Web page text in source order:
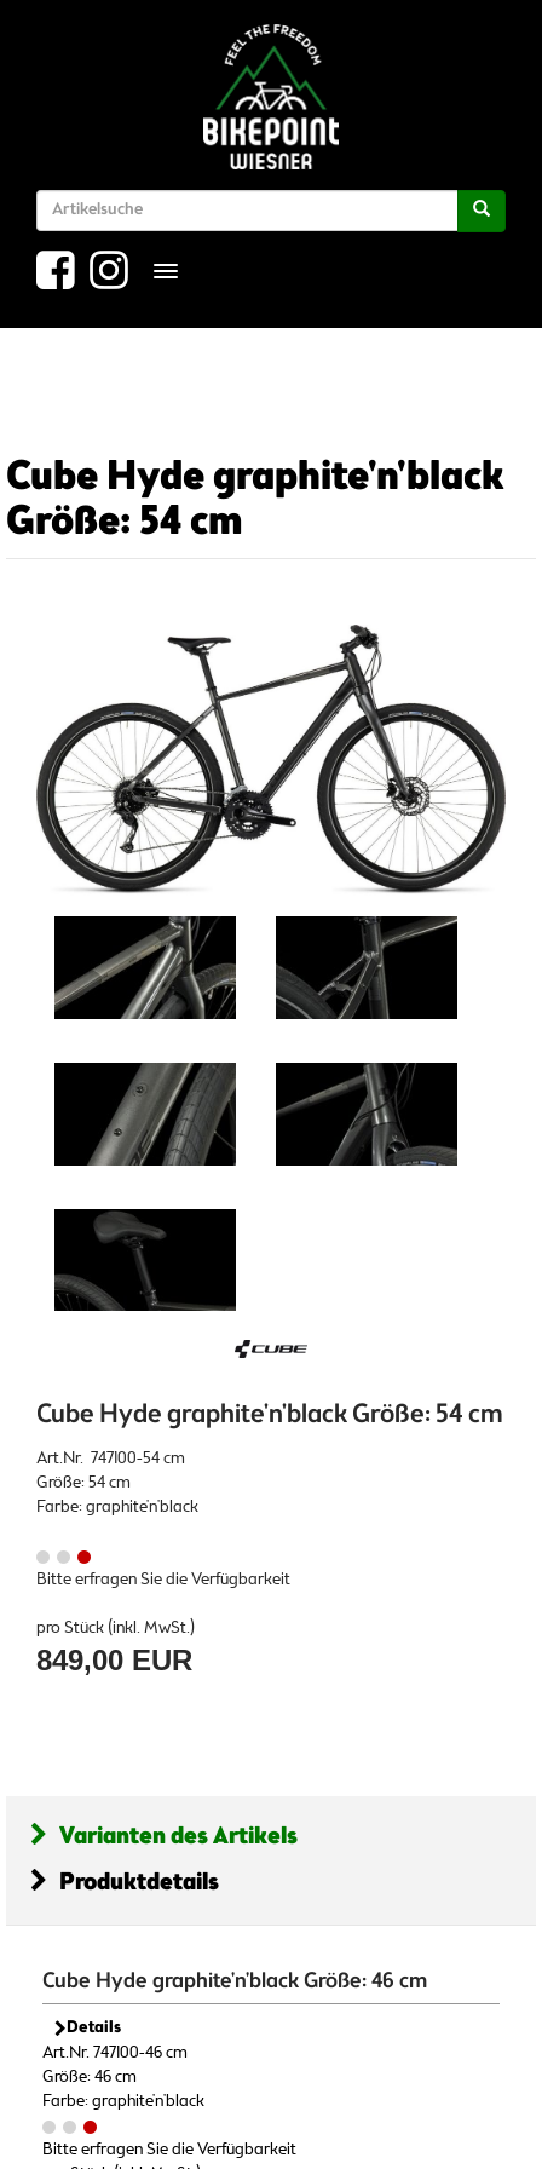
Toggle navigation
Cube Hyde graphite'n'black
Größe: 54 cm
Cube Hyde graphite'n'black Größe: 54 cm
Art.Nr. 747100-54 cm
Größe: 54 cm
Farbe: graphite'n'black
Bitte erfragen Sie die Verfügbarkeit
pro Stück (inkl. MwSt.)
849,00 EUR
Varianten des Artikels
Produktdetails
Cube Hyde graphite'n'black Größe: 46 cm
Details
Art.Nr. 747100-46 cm
Größe: 46 cm
Farbe: graphite'n'black
Bitte erfragen Sie die Verfügbarkeit